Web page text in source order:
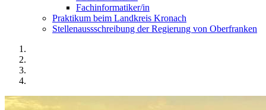
Fachinformatiker/in
Praktikum beim Landkreis Kronach
Stellenaussschreibung der Regierung von Oberfranken